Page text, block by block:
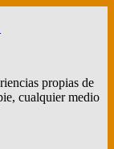
propias de
cualquier medio